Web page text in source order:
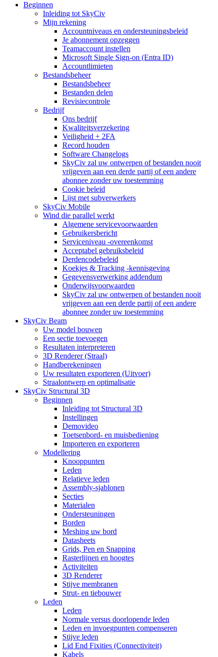
Beginnen
Inleiding tot SkyCiv
Mijn rekening
Accountniveaus en ondersteuningsbeleid
Je abonnement opzeggen
Teamaccount instellen
Microsoft Single Sign-on (Entra ID)
Accountlimieten
Bestandsbeheer
Bestandsbeheer
Bestanden delen
Revisiecontrole
Bedrijf
Ons bedrijf
Kwaliteitsverzekering
Veiligheid + 2FA
Record houden
Software Changelogs
SkyCiv zal uw ontwerpen of bestanden nooit
vrijgeven aan een derde partij of een andere
abonnee zonder uw toestemming
Cookie beleid
Lijst met subverwerkers
SkyCiv Mobile
Wind die parallel werkt
Algemene servicevoorwaarden
Gebruikersbericht
Serviceniveau -overeenkomst
Acceptabel gebruiksbeleid
Derdencodebeleid
Koekjes & Tracking -kennisgeving
Gegevensverwerking addendum
Onderwijsvoorwaarden
SkyCiv zal uw ontwerpen of bestanden nooit
vrijgeven aan een derde partij of een andere
abonnee zonder uw toestemming
SkyCiv Beam
Uw model bouwen
Een sectie toevoegen
Resultaten interpreteren
3D Renderer (Straal)
Handberekeningen
Uw resultaten exporteren (Uitvoer)
Straalontwerp en optimalisatie
SkyCiv Structural 3D
Beginnen
Inleiding tot Structural 3D
Instellingen
Demovideo
Toetsenbord- en muisbediening
Importeren en exporteren
Modellering
Knooppunten
Leden
Relatieve leden
Assembly-sjablonen
Secties
Materialen
Ondersteuningen
Borden
Meshing uw bord
Datasheets
Grids, Pen en Snapping
Rasterlijnen en hoogtes
Activiteiten
3D Renderer
Stijve membranen
Strut- en tiebouwer
Leden
Leden
Normale versus doorlopende leden
Leden en invoegpunten compenseren
Stijve leden
Lid End Fixities (Connectiviteit)
Kabels